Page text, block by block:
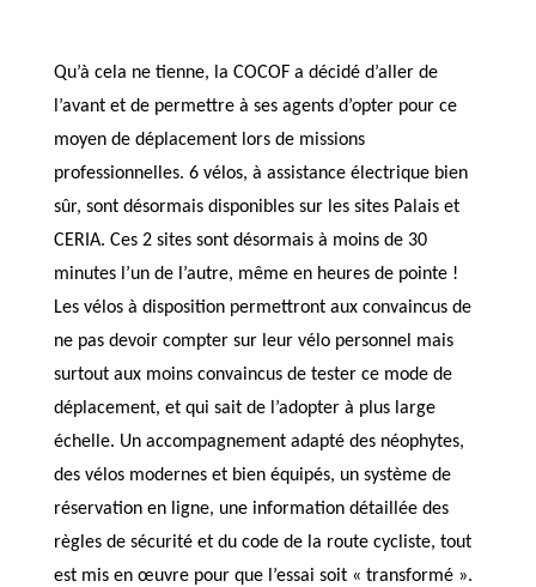
Qu’à cela ne tienne, la COCOF a décidé d’aller de
l’avant et de permettre à ses agents d’opter pour ce
moyen de déplacement lors de missions
professionnelles. 6 vélos, à assistance électrique bien
sûr, sont désormais disponibles sur les sites Palais et
CERIA. Ces 2 sites sont désormais à moins de 30
minutes l’un de l’autre, même en heures de pointe !
Les vélos à disposition permettront aux convaincus de
ne pas devoir compter sur leur vélo personnel mais
surtout aux moins convaincus de tester ce mode de
déplacement, et qui sait de l’adopter à plus large
échelle. Un accompagnement adapté des néophytes,
des vélos modernes et bien équipés, un système de
réservation en ligne, une information détaillée des
règles de sécurité et du code de la route cycliste, tout
est mis en œuvre pour que l’essai soit « transformé ».